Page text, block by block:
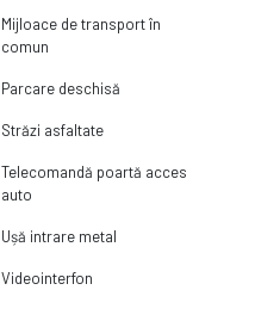
Mijloace de transport în
comun
Parcare deschisă
Străzi asfaltate
Telecomandă poartă acces
auto
Ușă intrare metal
Videointerfon